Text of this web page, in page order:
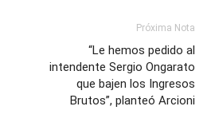
Próxima Nota
“Le hemos pedido al
intendente Sergio Ongarato
que bajen los Ingresos
Brutos”, planteó Arcioni